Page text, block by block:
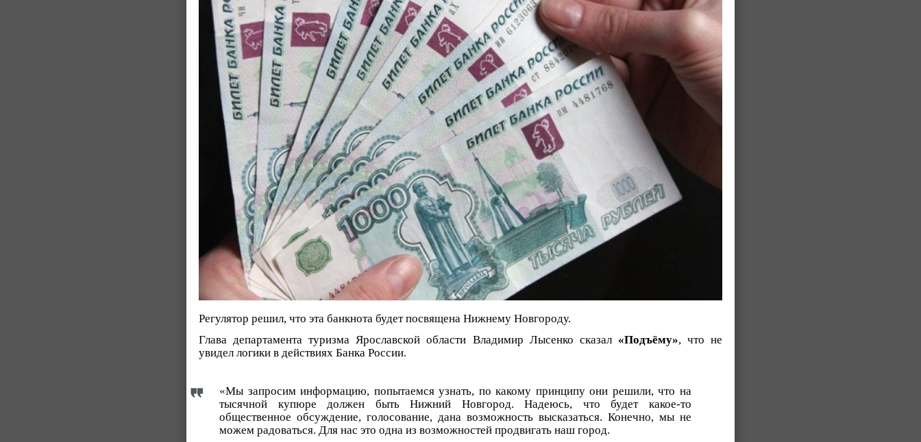
Регулятор решил, что эта банкнота будет посвящена Нижнему Новгороду.
Глава департамента туризма Ярославской области Владимир Лысенко сказал «Подъёму», что не
увидел логики в действиях Банка России.
«Мы запросим информацию, попытаемся узнать, по какому принципу они решили, что на
тысячной купюре должен быть Нижний Новгород. Надеюсь, что будет какое-то
общественное обсуждение, голосование, дана возможность высказаться. Конечно, мы не
можем радоваться. Для нас это одна из возможностей продвигать наш город.